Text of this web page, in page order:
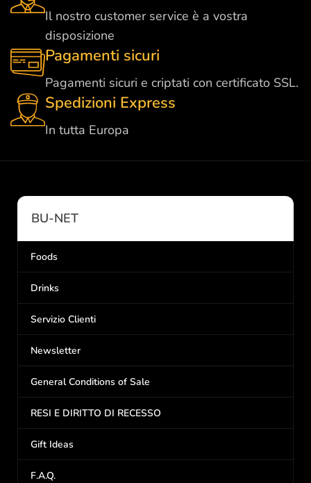
Il nostro customer service è a vostra
disposizione
Pagamenti sicuri
Pagamenti sicuri e criptati con certificato SSL.
Spedizioni Express
In tutta Europa
BU-NET
Foods
Drinks
Servizio Clienti
Newsletter
General Conditions of Sale
RESI E DIRITTO DI RECESSO
Gift Ideas
F.A.Q.